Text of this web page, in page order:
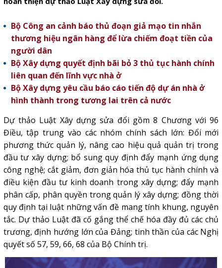
Bộ Công an cảnh báo thủ đoạn giả mạo tin nhắn
thương hiệu ngân hàng để lừa chiếm đoạt tiền của
người dân
Bộ Xây dựng quyết định bãi bỏ 3 thủ tục hành chính
liên quan đến lĩnh vực nhà ở
Bộ Xây dựng yêu cầu báo cáo tiến độ dự án nhà ở
hình thành trong tương lai trên cả nước
Dự thảo Luật Xây dựng sửa đổi gồm 8 Chương với 96
Điều, tập trung vào các nhóm chính sách lớn: Đổi mới
phương thức quản lý, nâng cao hiệu quả quản trị trong
đầu tư xây dựng; bổ sung quy định đẩy mạnh ứng dụng
công nghệ; cắt giảm, đơn giản hóa thủ tục hành chính và
điều kiện đầu tư kinh doanh trong xây dựng; đẩy mạnh
phân cấp, phân quyền trong quản lý xây dựng; đồng thời
quy định tại luật những vấn đề mang tính khung, nguyên
tắc. Dự thảo Luật đã cố gắng thể chế hóa đầy đủ các chủ
trương, định hướng lớn của Đảng; tinh thần của các Nghị
quyết số 57, 59, 66, 68 của Bộ Chính trị.